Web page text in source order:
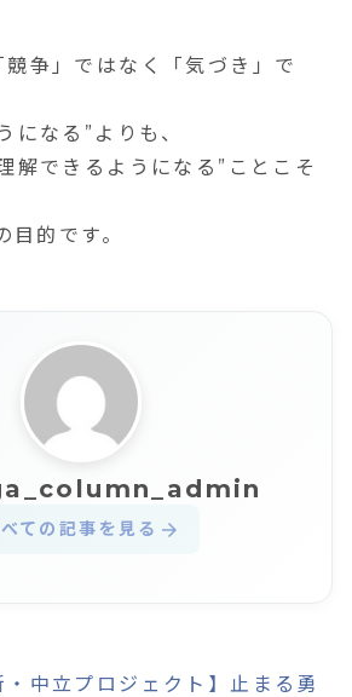
争」ではなく「気づき」で
になる”よりも、
解できるようになる”ことこそ
的です。
ての記事を見る arrow_forward
・中立プロジェクト】止まる勇